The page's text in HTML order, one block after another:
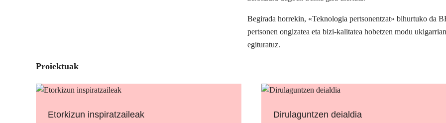
Begirada horrekin, «Teknologia pertsonentzat» bihurtuko da
pertsonen ongizatea eta bizi-kalitatea hobetzen modu
egituratuz.
Proiektuak
Etorkizun inspiratzaileak Dirulaguntzen deialdia